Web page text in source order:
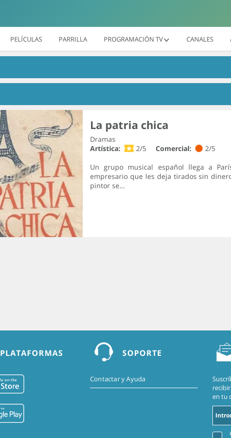
PELÍCULAS PARRILLA PROGRAMACIÓN TV CANALES
La patria chica
Dramas
Artística:
2/5 Comercial:
2/5
Un grupo musical español llega a
empresario que les deja tirados sin
pintor se…
PLATAFORMAS SOPORTE
Contactar y Ayuda
en tu